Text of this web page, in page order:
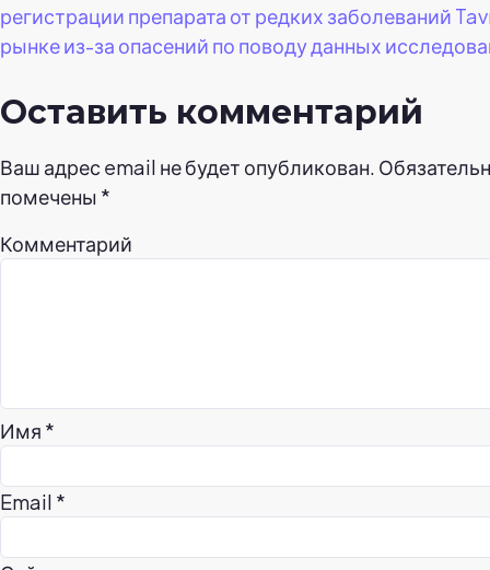
регистрации препарата от редких заболеваний
рынке из-за опасений по поводу данных
Оставить комментарий
Ваш адрес email не будет опубликован.
помечены *
Комментарий
Имя *
Email *